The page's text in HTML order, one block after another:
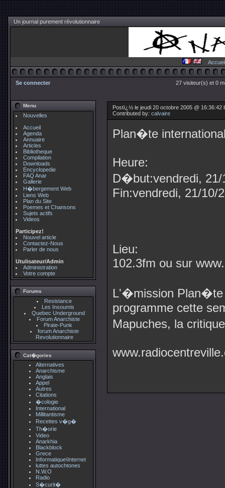
Un journal purement révolutionnaire
Accueil
Se connecter 27 visiteur(s) et 0
Menu
Nouvelles
Accueil
Agenda
Annuaire
Articles
Bibliotheque
Compilation
Downloads
Encyclopedie
FAQ Anar
Gallerie
H�bergement Web
Liens Web
Plan du Site
Poemes et Chansons
Sujets actifs
Videos
Participez!
Nouvel article
Contactez-Nous
Parler de nous
Utulisateur/Admin
Administration
Votre compte
Forums
Resistance
Les Insoumis
Quebec Underground
Forum Anarchiste
Pirate-Punk
forum Anarchiste
Revolutionnaire
Cat�gories
Alternatives
Anarchisme
Anglais
Appel
Autres
Citations
�cologie
International
Millitantisme
Recettes v�g�
Th�orie
Video
Anarkhia
Blackblock
Grece
Informatique\Internet
luttes autochtones
N.W.O
Radio
S�curit�
Postï¿½ le jeudi 20 octobre 2005 @ 16:36:42
Contributed by: calvaire
Plan�te
Heure:
D�but:vendredi, 21/
Fin:vendredi, 21/10/
Lieu:
102.3fm ou sur
L'�mission Plan�te
programme cette
Mapuches, la